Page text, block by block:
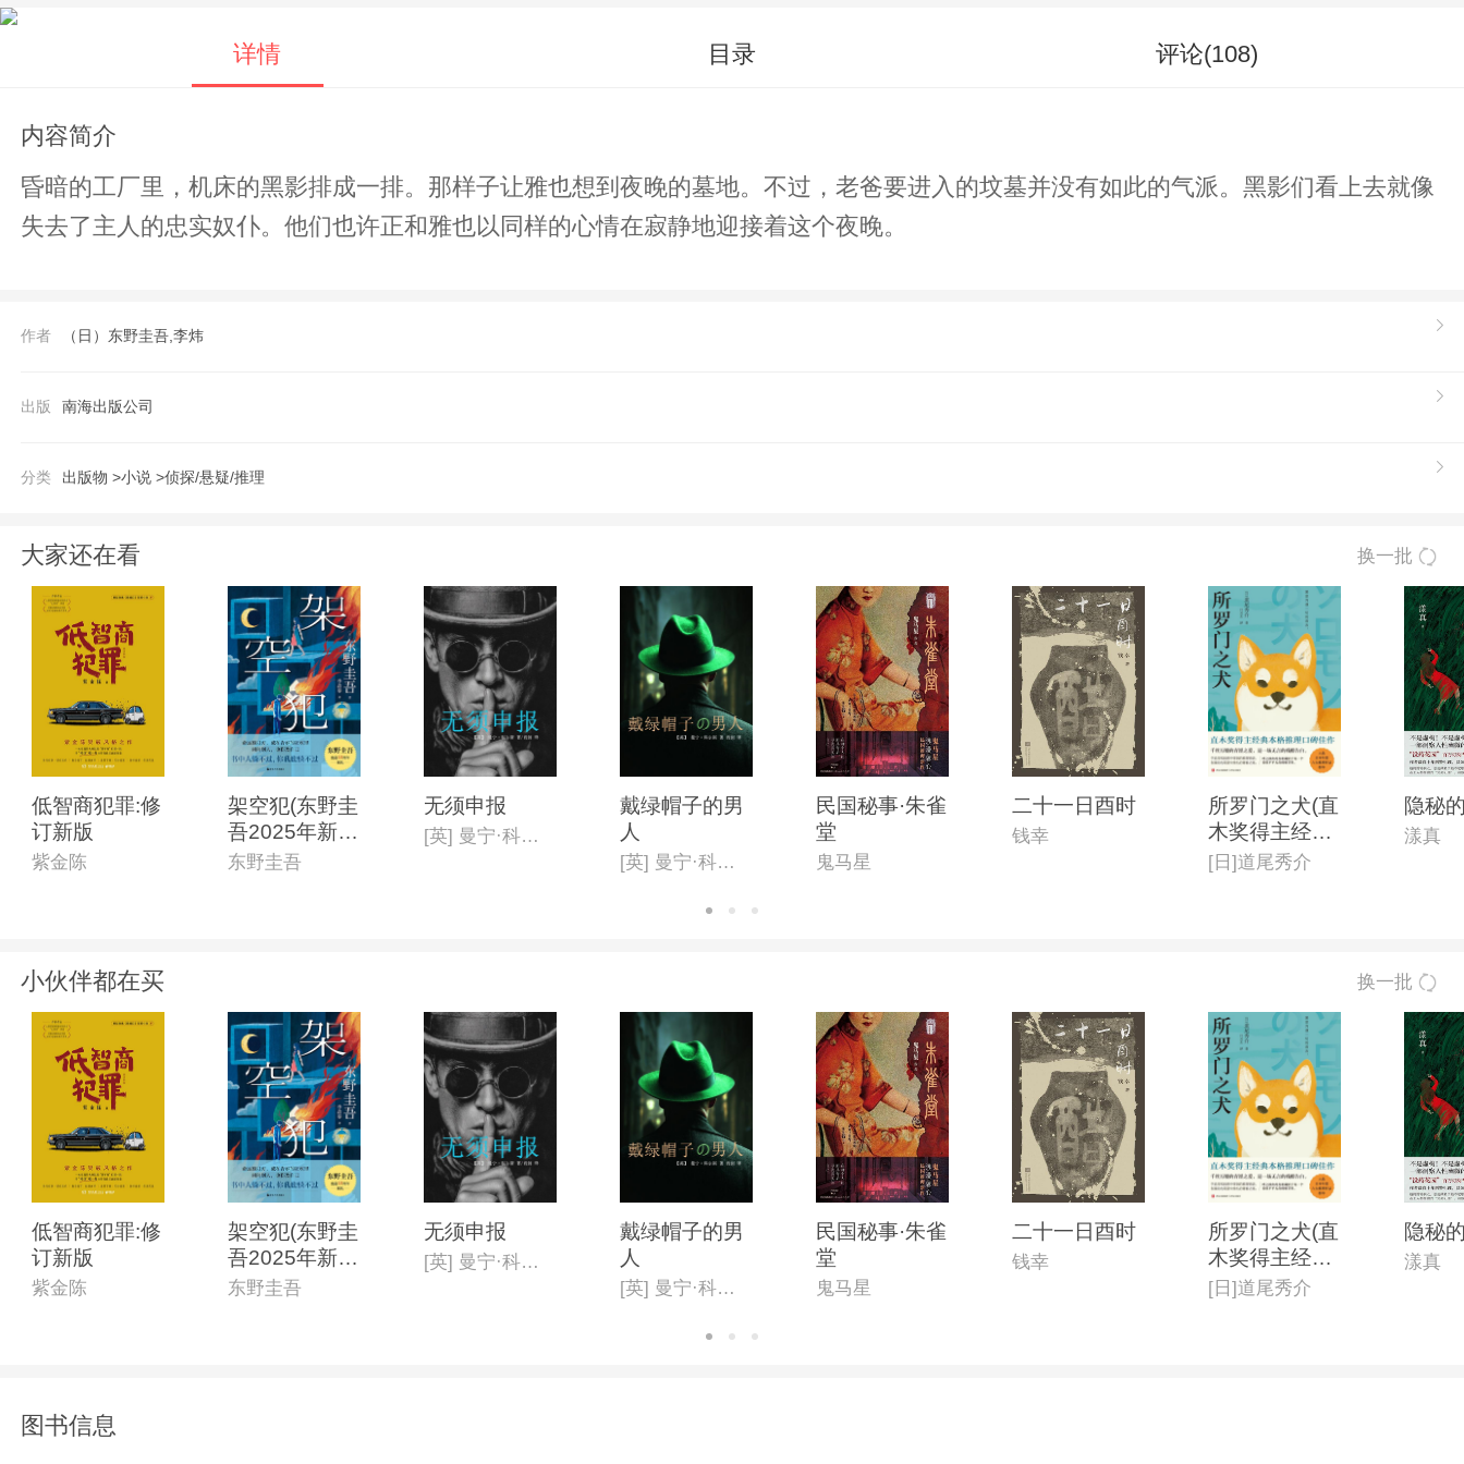
详情 目录 评论(108)
内容简介
昏暗的工厂里，机床的黑影排成一排。那样子让雅也想到夜晚的墓地。不过，老爸要进入的坟墓并没有如此的气派。黑影们看上去就像
失去了主人的忠实奴仆。他们也许正和雅也以同样的心情在寂静地迎接着这个夜晚。
作者 （日）东野圭吾,李炜
出版 南海出版公司
分类 出版物 >小说 >侦探/悬疑/推理
大家还在看 换一批
低智商犯罪:修
订新版
紫金陈
架空犯(东野圭
吾2025年新
书)
东野圭吾
无须申报
[英] 曼宁·科尔斯
戴绿帽子的男
人
[英] 曼宁·科尔斯
民国秘事·朱雀
堂
鬼马星
二十一日酉时
钱幸
所罗门之犬(直
木奖得主经典
本格推理口碑
[日]道尾秀介
隐秘
漾真
小伙伴都在买 换一批
低智商犯罪:修
订新版
紫金陈
架空犯(东野圭
吾2025年新
书)
东野圭吾
无须申报
[英] 曼宁·科尔斯
戴绿帽子的男
人
[英] 曼宁·科尔斯
民国秘事·朱雀
堂
鬼马星
二十一日酉时
钱幸
所罗门之犬(直
木奖得主经典
本格推理口碑
[日]道尾秀介
隐秘
漾真
图书信息